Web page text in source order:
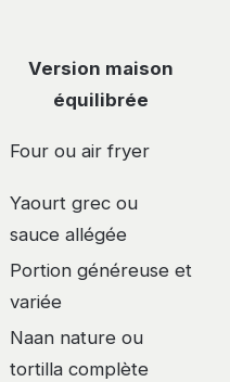
Version maison
équilibrée
Four ou air fryer
Yaourt grec ou
sauce allégée
Portion généreuse et
variée
Naan nature ou
tortilla complète